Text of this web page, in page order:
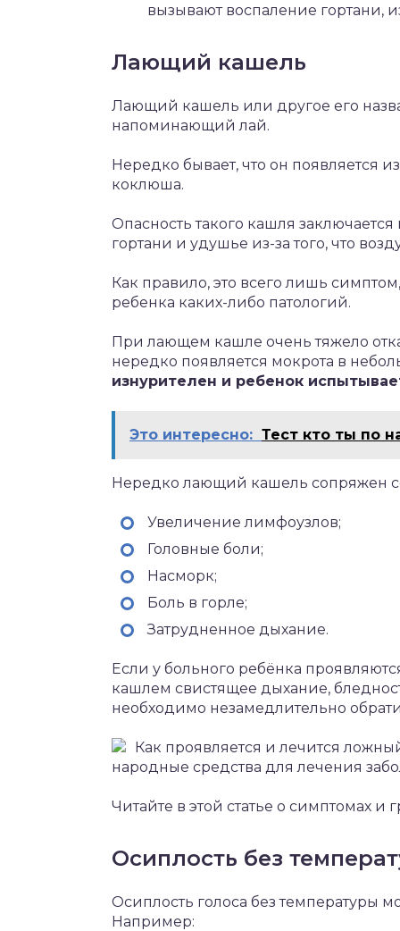
вызывают воспаление гортани,
Лающий кашель
Лающий кашель или другое его
напоминающий лай.
Нередко бывает, что он появляется
коклюша.
Опасность такого кашля
гортани и удушье из-за того, что
Как правило, это всего лишь
ребенка каких-либо патологий.
При лающем кашле очень тяжело
нередко появляется мокрота в
изнурителен и ребенок
Это интересно: Тест кто ты по
Нередко лающий кашель сопряжен
Увеличение лимфоузлов;
Головные боли;
Насморк;
Боль в горле;
Затрудненное дыхание.
Если у больного ребёнка
кашлем свистящее дыхание,
необходимо незамедлительно
Как проявляется и лечится
народные средства для лечения
Читайте в этой статье о симптомах и
Осиплость без
Осиплость голоса без температуры
Например: